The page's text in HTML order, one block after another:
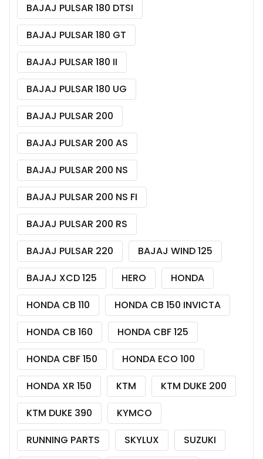
BAJAJ PULSAR 180 DTSI
BAJAJ PULSAR 180 GT
BAJAJ PULSAR 180 II
BAJAJ PULSAR 180 UG
BAJAJ PULSAR 200
BAJAJ PULSAR 200 AS
BAJAJ PULSAR 200 NS
BAJAJ PULSAR 200 NS FI
BAJAJ PULSAR 200 RS
BAJAJ PULSAR 220
BAJAJ WIND 125
BAJAJ XCD 125
HERO
HONDA
HONDA CB 110
HONDA CB 150 INVICTA
HONDA CB 160
HONDA CBF 125
HONDA CBF 150
HONDA ECO 100
HONDA XR 150
KTM
KTM DUKE 200
KTM DUKE 390
KYMCO
RUNNING PARTS
SKYLUX
SUZUKI